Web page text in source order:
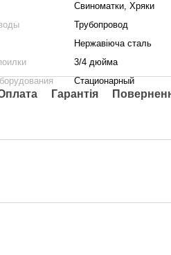
Свиноматки, Хряки
Трубопровод
Нержавіюча сталь
3/4 дюйма
Стационарный
Гарантія